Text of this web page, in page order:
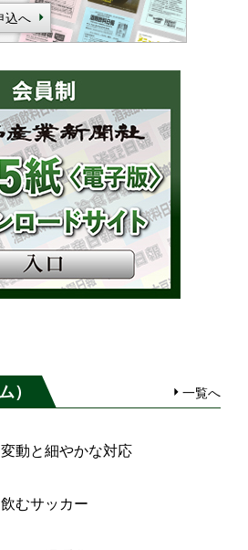
込へ
） 一覧へ
動と細やかな対応
むサッカー